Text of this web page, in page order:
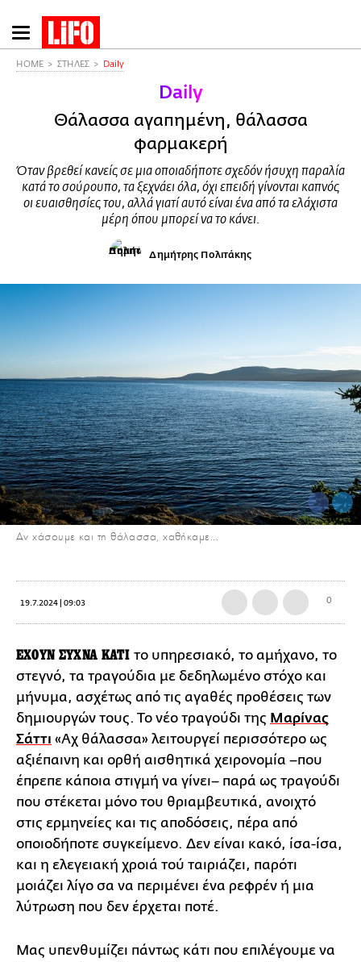
Παράκαμψη
προς
HOME ΣΤΗΛΕΣ Daily
Daily
Θάλασσα αγαπημένη, θάλασσα
φαρμακερή
Όταν βρεθεί κανείς σε μια οποιαδήποτε σχεδόν ήσυχη παραλία
κατά το σούρουπο, τα ξεχνάει όλα, όχι επειδή γίνονται καπνός
οι ευαισθησίες του, αλλά γιατί αυτό είναι ένα από τα ελάχιστα
μέρη όπου μπορεί να το κάνει.
Δημήτρης Πολιτάκης
Aν χάσουμε και τη θάλασσα, χαθήκαμε...
19.7.2024 | 09:03 0
ΕΧΟΥΝ ΣΥΧΝΑ ΚΑΤΙ το υπηρεσιακό, το αμήχανο, το
στεγνό, τα τραγούδια με δεδηλωμένο στόχο και
μήνυμα, ασχέτως από τις αγαθές προθέσεις των
δημιουργών τους. Το νέο τραγούδι της Μαρίνας
Σάττι «Αχ θάλασσα» λειτουργεί περισσότερο ως
αξιέπαινη και ορθή αισθητικά χειρονομία –που
έπρεπε κάποια στιγμή να γίνει– παρά ως τραγούδι
που στέκεται μόνο του θριαμβευτικά, ανοιχτό
στις ερμηνείες και τις αποδόσεις, πέρα από
οποιοδήποτε συγκείμενο. Δεν είναι κακό, ίσα-ίσα,
και η ελεγειακή χροιά τού ταιριάζει, παρότι
μοιάζει λίγο σα να περιμένει ένα ρεφρέν ή μια
λύτρωση που δεν έρχεται ποτέ.
Μας υπενθυμίζει πάντως κάτι που επιλέγουμε να